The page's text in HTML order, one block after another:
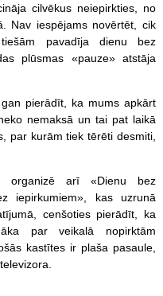
cilvēkus neiepirkties, no
Nav iespējams novērtēt, cik
pavadīja dienu bez
plūsmas «pauze» atstāja
pierādīt, ka mums apkārt
nemaksā un tai pat laikā
par kurām tiek tērēti desmiti,
organizē arī «Dienu bez
iepirkumiem», kas uzrunā
cenšoties pierādīt, ka
par veikalā nopirktām
kastītes ir plaša pasaule,